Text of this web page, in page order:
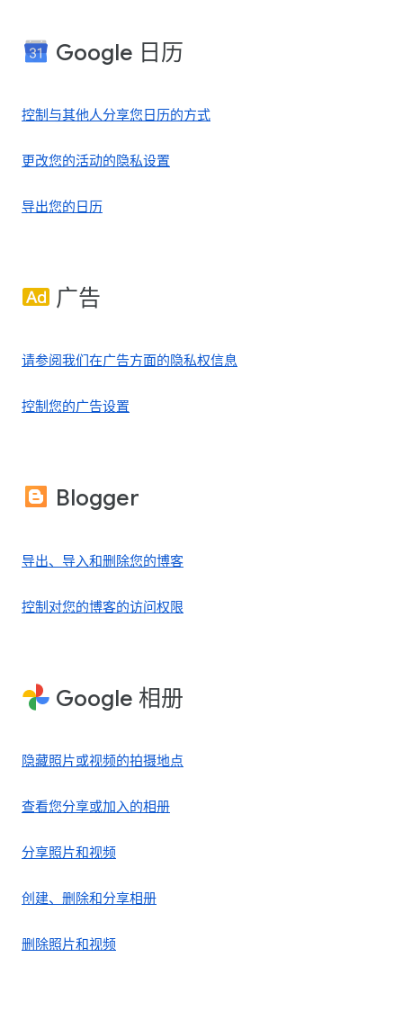
Google 日历
控制与其他人分享您日历的方式
更改您的活动的隐私设置
导出您的日历
广告
请参阅我们在广告方面的隐私权信息
控制您的广告设置
Blogger
导出、导入和删除您的博客
控制对您的博客的访问权限
Google 相册
隐藏照片或视频的拍摄地点
查看您分享或加入的相册
分享照片和视频
创建、删除和分享相册
删除照片和视频